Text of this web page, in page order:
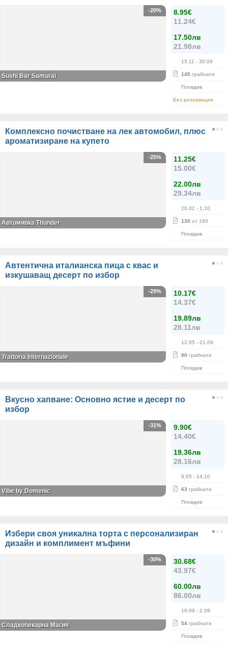
8.95€
11.24€
17.50лв
21.98лв
15.11 - 30.09
145 грабнати
Пловдив
Без резервация
-20%
Sushi Bar Samurai
Комплексно почистване на лек автомобил, плюс
ароматизиране на купето
11.25€
15.00€
22.00лв
29.34лв
26.02 - 1.10
130 от 160
Пловдив
-25%
Автомивка Thunder
Автентична италианска пица с квас и
изкушаващ десерт по избор
10.17€
14.37€
19.89лв
28.11лв
12.05 - 21.09
90 грабнати
Пловдив
-29%
Trattoria Internazionale
Вкусно хапване: Основно ястие и десерт по
избор
9.90€
14.40€
19.36лв
28.16лв
9.05 - 14.10
63 грабнати
Пловдив
-31%
Vibe by Domenic
Избери своя уникална торта с персонализиран
дизайн и комплимент мъфини
30.68€
43.97€
60.00лв
86.00лв
19.09 - 2.09
54 грабнати
Пловдив
-30%
Сладкопекарна Магия